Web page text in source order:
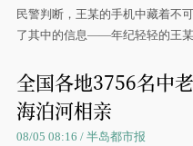
民警判断，王某的手机中藏着不
了其中的信息——年纪轻轻的王
全国各地3756名中
海泊河相亲
08/05 08:16 / 半岛都市报